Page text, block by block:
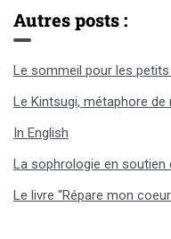
Autres posts :
Le sommeil pour les petits
Le Kintsugi, métaphore de
In English
La sophrologie en soutien
Le livre “Répare mon